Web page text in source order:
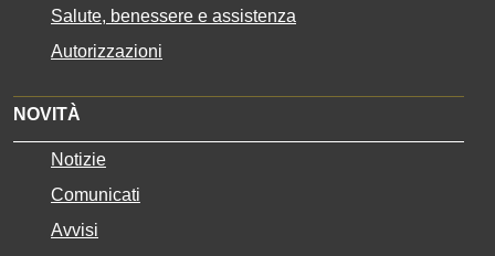
Salute, benessere e assistenza
Autorizzazioni
NOVITÀ
Notizie
Comunicati
Avvisi